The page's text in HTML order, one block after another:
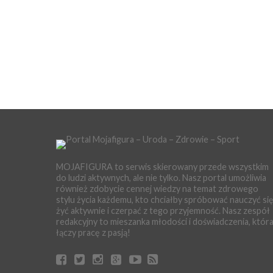
MOJAFIGURA to serwis skierowany przede wszystkim
do ludzi aktywnych, ale nie tylko. Nasz portal umożliwia
również zdobycie cennej wiedzy na temat zdrowego
stylu życia każdemu, kto chciałby spróbować nauczyć się
żyć aktywnie i czerpać z tego przyjemność. Nasz zespół
redakcyjny to mieszanka młodości i doświadczenia, która
łączy pracę z pasją!